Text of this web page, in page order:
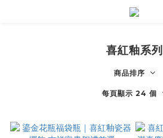
喜紅釉系列
商品排序
每頁顯示 24 個